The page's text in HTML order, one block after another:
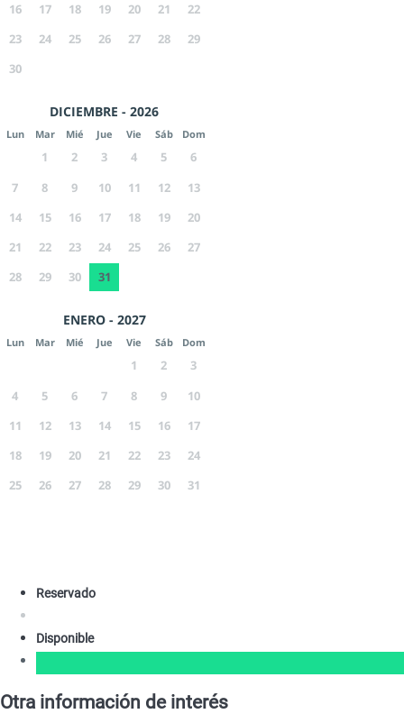
16
17 18 19 20 21
22
23
24 25 26 27 28
29
30
DICIEMBRE - 2026
Lun Mar Mié Jue Vie Sáb Dom
1 2 3 4 5
6
7
8 9 10 11 12
13
14
15 16 17 18 19
20
21
22 23 24 25 26
27
28
29 30 31
ENERO - 2027
Lun Mar Mié Jue Vie Sáb Dom
1 2
3
4
5 6 7 8 9
10
11
12 13 14 15 16
17
18
19 20 21 22 23
24
25
26 27 28 29 30 31
Reservado
Disponible
Otra información de interés